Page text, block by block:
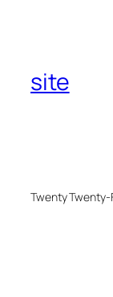
site
Twenty Twenty-